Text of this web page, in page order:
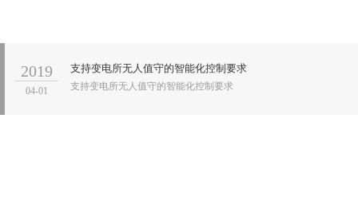
2019
04-01
支持变电所无人值守的智能化控制要求
支持变电所无人值守的智能化控制要求